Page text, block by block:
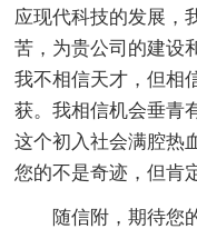
应现代科技的发展，
苦，为贵公司的建设
我不相信天才，但相
获。我相信机会垂青
这个初入社会满腔热
您的不是奇迹，但肯
随信附，期待您